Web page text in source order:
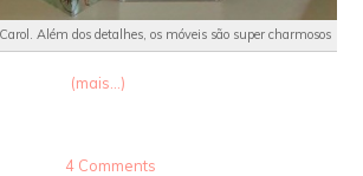
Além dos detalhes, os móveis são super charmosos
(mais…)
4 Comments